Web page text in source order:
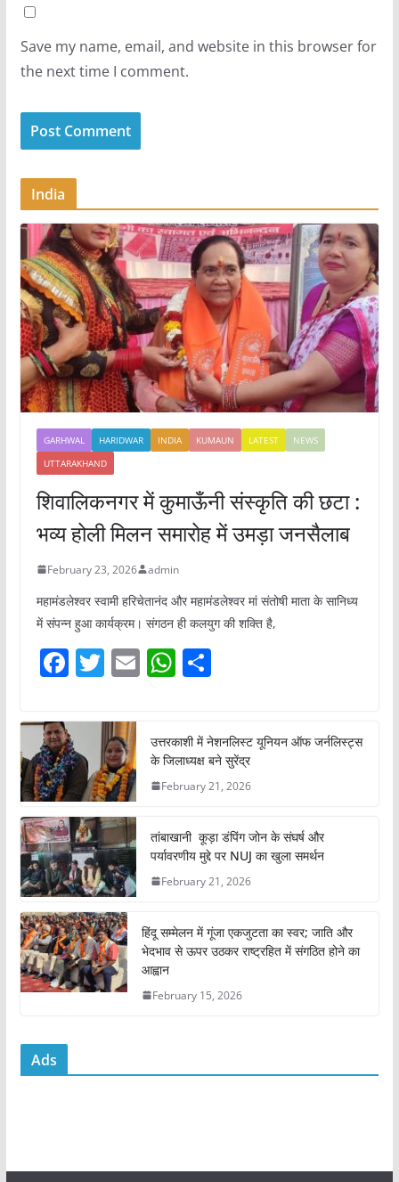
Save my name, email, and website in this browser for
the next time I comment.
India
GARHWAL HARIDWAR INDIA KUMAUN LATEST
NEWS
UTTARAKHAND
शिवालिकनगर में कुमाऊँनी संस्कृति की छटा :
भव्य होली मिलन समारोह में उमड़ा जनसैलाब
February 23, 2026 admin
महामंडलेश्वर स्वामी हरिचेतानंद और महामंडलेश्वर मां संतोषी माता के सानिध्य
में संपन्न हुआ कार्यक्रम। संगठन ही कलयुग की शक्ति है,
F
c
e
b
o
o
k
T
itt
er
E W
s
A
p
S
e
उत्तरकाशी में नेशनलिस्ट यूनियन ऑफ जर्नलिस्ट्स
के जिलाध्यक्ष बने सुरेंद्र
February 21, 2026
तांबाखानी कूड़ा डंपिंग जोन के संघर्ष और
पर्यावरणीय मुद्दे पर NUJ का खुला समर्थन
February 21, 2026
हिंदू सम्मेलन में गूंजा एकजुटता का स्वर; जाति और
भेदभाव से ऊपर उठकर राष्ट्रहित में संगठित होने का
आह्वान
February 15, 2026
Ads